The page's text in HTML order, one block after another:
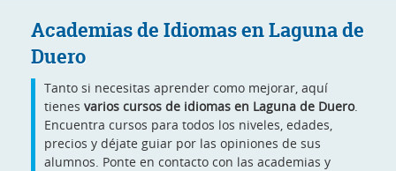
Academias de Idiomas en Laguna de
Duero
Tanto si necesitas aprender como mejorar, aquí
tienes varios cursos de idiomas en Laguna de Duero.
Encuentra cursos para todos los niveles, edades,
precios y déjate guiar por las opiniones de sus
alumnos. Ponte en contacto con las academias y